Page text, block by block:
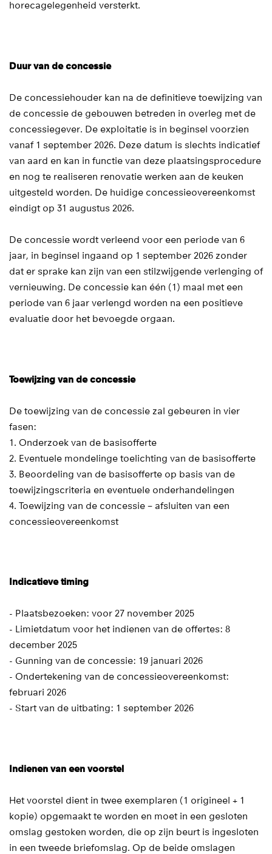
horecagelegenheid versterkt.
Duur van de concessie
De concessiehouder kan na de definitieve toewijzing van
de concessie de gebouwen betreden in overleg met de
concessiegever. De exploitatie is in beginsel voorzien
vanaf 1 september 2026. Deze datum is slechts indicatief
van aard en kan in functie van deze plaatsingsprocedure
en nog te realiseren renovatie werken aan de keuken
uitgesteld worden. De huidige concessieovereenkomst
eindigt op 31 augustus 2026.
De concessie wordt verleend voor een periode van 6
jaar, in beginsel ingaand op 1 september 2026 zonder
dat er sprake kan zijn van een stilzwijgende verlenging of
vernieuwing. De concessie kan één (1) maal met een
periode van 6 jaar verlengd worden na een positieve
evaluatie door het bevoegde orgaan.
Toewijzing van de concessie
De toewijzing van de concessie zal gebeuren in vier
fasen:
1. Onderzoek van de basisofferte
2. Eventuele mondelinge toelichting van de basisofferte
3. Beoordeling van de basisofferte op basis van de
toewijzingscriteria en eventuele onderhandelingen
4. Toewijzing van de concessie – afsluiten van een
concessieovereenkomst
Indicatieve timing
- Plaatsbezoeken: voor 27 november 2025
- Limietdatum voor het indienen van de offertes: 8
december 2025
- Gunning van de concessie: 19 januari 2026
- Ondertekening van de concessieovereenkomst:
februari 2026
- Start van de uitbating: 1 september 2026
Indienen van een voorstel
Het voorstel dient in twee exemplaren (1 origineel + 1
kopie) opgemaakt te worden en moet in een gesloten
omslag gestoken worden, die op zijn beurt is ingesloten
in een tweede briefomslag. Op de beide omslagen